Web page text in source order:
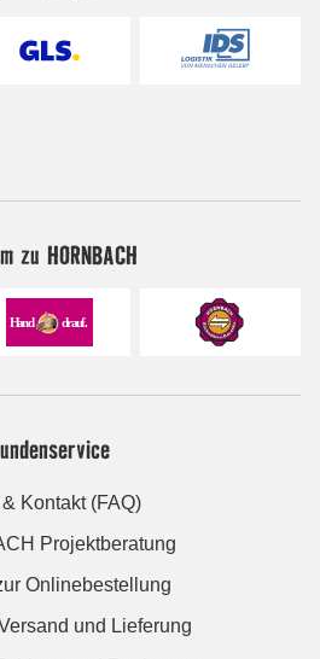
zu HORNBACH
Kontakt (FAQ)
Projektberatung
Onlinebestellung
und Lieferung